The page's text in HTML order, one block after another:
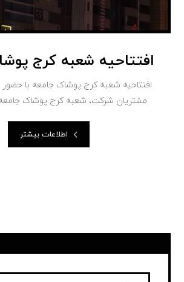
افتتاحیه شعبه کرج
افتتاحیه شعبه کرج پوشاک جامعه با
مشتریان شرکت، شعبه کرج پوشاک جامعه
اطلاعات بیشتر